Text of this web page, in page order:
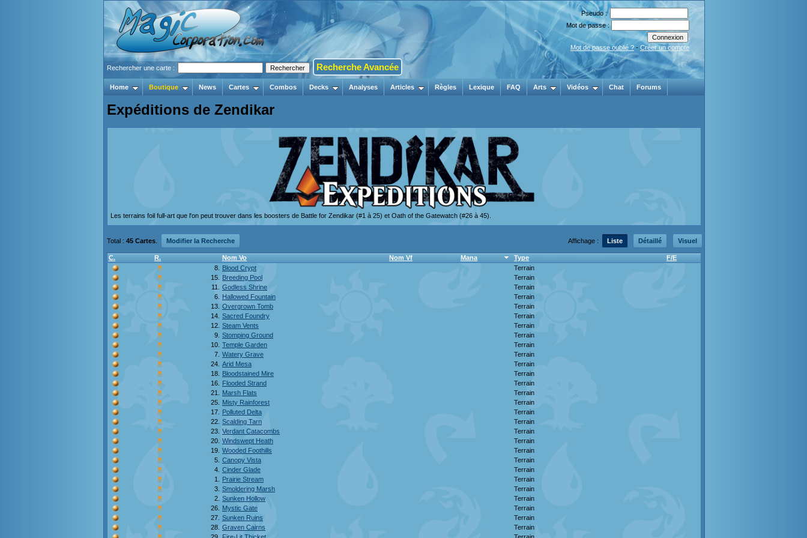
Pseudo :
Mot de passe :
Mot de passe oublié ? - Créer un compte
Rechercher une carte : Recherche Avancée
Home Boutique News Cartes Combos Decks Analyses Articles Règles Lexique FAQ Arts Vidéos Chat Forums
Expéditions de Zendikar
Les terrains foil full-art que l'on peut trouver dans les boosters de Battle for Zendikar (#1 à 25) et Oath of the Gatewatch (#26 à 45).
Total : 45 Cartes Modifier la Recherche Affichage : Liste Détaillé Visuel
C. R. Nom Vo Nom Vf Mana Type
F/E
8.
Blood Crypt
Terrain
15.
Breeding Pool
Terrain
11.
Godless Shrine
Terrain
6.
Hallowed Fountain
Terrain
13. Overgrown Tomb
Terrain
14. Sacred Foundry
Terrain
12. Steam Vents
Terrain
9. Stomping Ground
Terrain
10. Temple Garden
Terrain
7. Watery Grave
Terrain
24. Arid Mesa
Terrain
18.
Bloodstained Mire
Terrain
16.
Flooded Strand
Terrain
21.
Marsh Flats
Terrain
25.
Misty Rainforest
Terrain
17.
Polluted Delta
Terrain
22. Scalding Tarn
Terrain
23. Verdant Catacombs
Terrain
20. Windswept Heath
Terrain
19. Wooded Foothills
Terrain
5. Canopy Vista
Terrain
4. Cinder Glade
Terrain
1.
Prairie Stream
Terrain
3. Smoldering Marsh
Terrain
2. Sunken Hollow
Terrain
26.
Mystic Gate
Terrain
27. Sunken Ruins
Terrain
28. Graven Cairns
Terrain